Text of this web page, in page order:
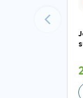
Ankstesnis